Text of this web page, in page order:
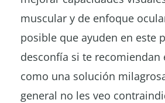
muscular y de enfoque
posible que ayuden en este
desconfía si te recomiendan
como una solución
general no les veo